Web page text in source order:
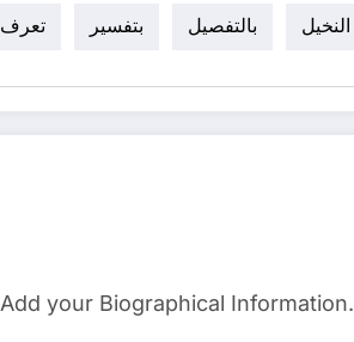
النخيل بالتفصيل بتفسير تعرف
Add your Biographical Information.